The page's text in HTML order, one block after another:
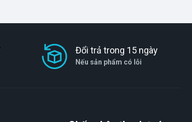
Đổi trả trong 15 ngày
Nếu sản phẩm có lỗi